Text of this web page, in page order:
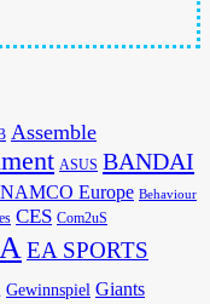
Assemble
ASUS BANDAI
Europe Behaviour
CES Com2uS
EA SPORTS
Gewinnspiel Giants